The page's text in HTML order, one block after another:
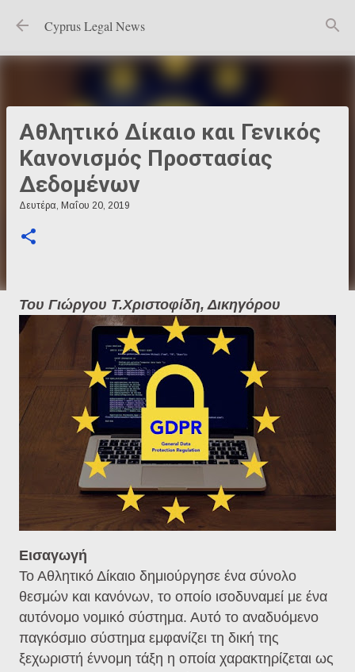
Μετάβαση στο κύριο περιεχόμενο
Cyprus Legal News
Αθλητικό Δίκαιο και Γενικός
Κανονισμός Προστασίας
Δεδομένων
Δευτέρα, Μαΐου 20, 2019
Του Γιώργου Τ.Χριστοφίδη, Δικηγόρου
Εισαγωγή
Το Αθλητικό Δίκαιο δημιούργησε ένα σύνολο
θεσμών και κανόνων, το οποίο ισοδυναμεί με ένα
αυτόνομο νομικό σύστημα. Αυτό το αναδυόμενο
παγκόσμιο σύστημα εμφανίζει τη δική της
ξεχωριστή έννομη τάξη η οποία χαρακτηρίζεται ως